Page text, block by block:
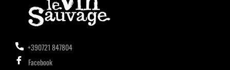
+390721 847804
Facebook